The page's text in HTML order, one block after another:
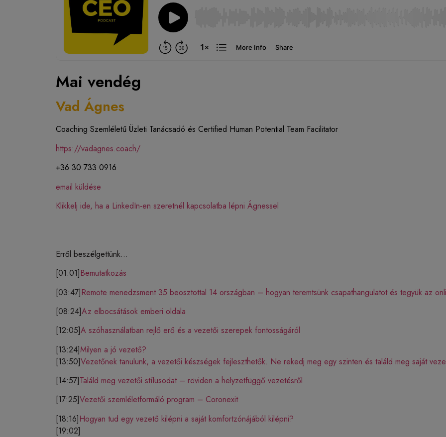
Mai vendég
Vad Ágnes
Coaching Szemléletű Üzleti Tanácsadó és Certified Human Potential Team Facilitator
https://vadagnes.coach/
+36 30 733 0916
email küldése
Klikkelj ide, ha a LinkedIn-en szeretnél kapcsolatba lépni Ágnessel
Erről beszélgettünk…
[01:01]Bemutatkozás
[03:47]Remote menedzsment 35 beosztottal 14 országban – hogyan teremtsünk csapathangulatot és tegyük az
[08:24]Az elbocsátások emberi oldala
[12:05]A szóhasználatban rejlő erő és a vezetői szerepek fontosságáról
[13:24]Milyen a jó vezető?
[13:50]Vezetőnek tanulunk, a vezetői készségek fejleszthetők. Ne rekedj meg egy szinten és találd meg saját
[14:57]Találd meg vezetői stílusodat – röviden a helyzetfüggő vezetésről
[17:25]Vezetői szemléletformáló program – Coronexit
[18:16]Hogyan tud egy vezető kilépni a saját komfortzónájából kilépni?
[19:02]